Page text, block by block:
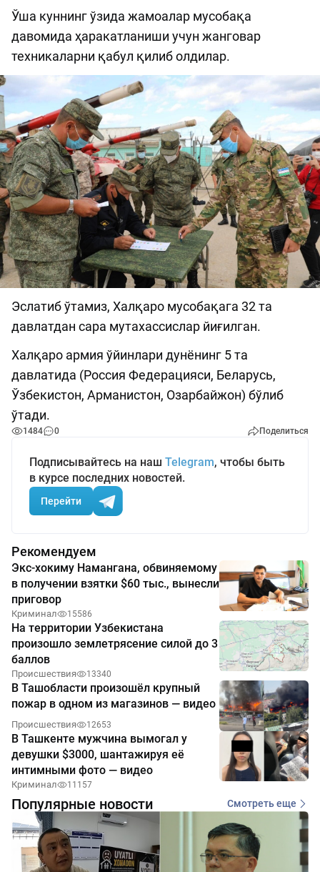
Ўша куннинг ўзида жамоалар мусобақа
давомида ҳаракатланиши учун жанговар
техникаларни қабул қилиб олдилар.
Эслатиб ўтамиз, Халқаро мусобақага 32 та
давлатдан сара мутахассислар йиғилган.
Халқаро армия ўйинлари дунёнинг 5 та
давлатида (Россия Федерацияси, Беларусь,
Ўзбекистон, Арманистон, Озарбайжон) бўлиб
ўтади.
1484 0 Поделиться
Подписывайтесь на наш Telegram, чтобы быть
в курсе последних новостей.
Перейти
Рекомендуем
Экс-хокиму Намангана, обвиняемому
в получении взятки $60 тыс., вынесли
приговор
Криминал 15586
На территории Узбекистана
произошло землетрясение силой до 3
баллов
Происшествия 13340
В Ташобласти произошёл крупный
пожар в одном из магазинов — видео
Происшествия 12653
В Ташкенте мужчина вымогал у
девушки $3000, шантажируя её
интимными фото — видео
Криминал 11157
Популярные новости Смотреть еще